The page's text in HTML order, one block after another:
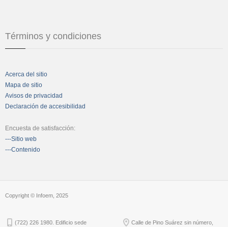
Términos y condiciones
Acerca del sitio
Mapa de sitio
Avisos de privacidad
Declaración de accesibilidad
Encuesta de satisfacción:
---Sitio web
---Contenido
Copyright © Infoem, 2025
(722) 226 1980. Edificio sede
Calle de Pino Suárez sin número,